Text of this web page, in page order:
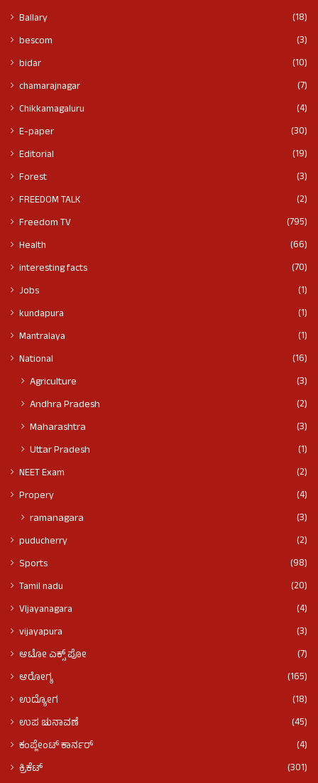
Ballary
(18)
bescom
(3)
bidar
(10)
chamarajnagar
(7)
Chikkamagaluru
(4)
E-paper
(30)
Editorial
(19)
Forest
(3)
FREEDOM TALK
(2)
Freedom TV
(795)
Health
(66)
interesting facts
(70)
Jobs
(1)
kundapura
(1)
Mantralaya
(1)
National
(16)
Agriculture
(3)
Andhra Pradesh
(2)
Maharashtra
(3)
Uttar Pradesh
(1)
NEET Exam
(2)
Propery
(4)
ramanagara (3)
puducherry
(2)
Sports
(98)
Tamil nadu
(20)
VIjayanagara
(4)
vijayapura
(3)
ಆಟೋ ಎಕ್ಸ್ ಪೋ
(7)
ಆರೋಗ್ಯ
(165)
ಉದ್ಯೋಗ
(18)
ಉಪ ಚುನಾವಣೆ
(45)
ಕಂಪ್ಲೇಂಟ್ ಕಾರ್ನರ್
(4)
ಕ್ರಿಕೆಟ್
(301)